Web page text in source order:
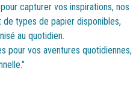
capturer vos inspirations, nos
types de papier disponibles,
au quotidien.
pour vos aventures quotidiennes,